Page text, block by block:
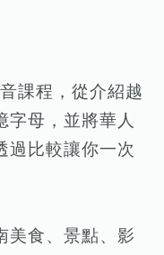
課程，從介紹越
字母，並將華人
過比較讓你一次
美食、景點、影